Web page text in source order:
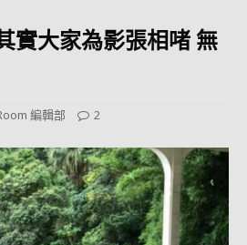
實大家為影張相啫 無
編輯部 2